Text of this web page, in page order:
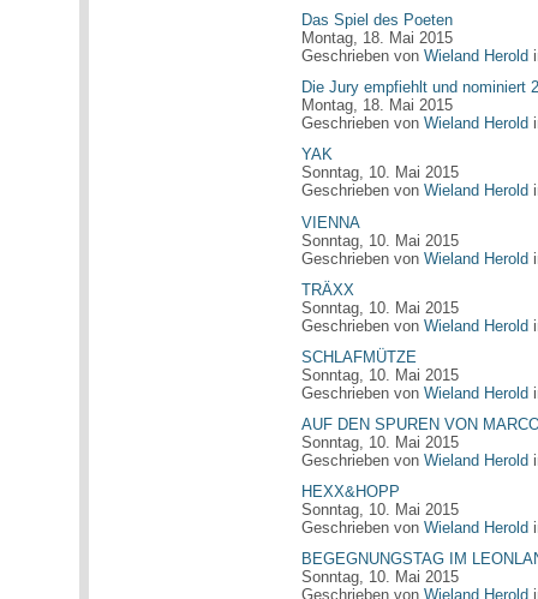
Das Spiel des Poeten
Montag, 18. Mai 2015
Geschrieben vonWieland Herold
Die Jury empfiehlt und nominiert
Montag, 18. Mai 2015
Geschrieben vonWieland Herold
YAK
Sonntag, 10. Mai 2015
Geschrieben vonWieland Herold
VIENNA
Sonntag, 10. Mai 2015
Geschrieben vonWieland Herold
TRÄXX
Sonntag, 10. Mai 2015
Geschrieben vonWieland Herold
SCHLAFMÜTZE
Sonntag, 10. Mai 2015
Geschrieben vonWieland Herold
AUF DEN SPUREN VON
Sonntag, 10. Mai 2015
Geschrieben vonWieland Herold
HEXX&HOPP
Sonntag, 10. Mai 2015
Geschrieben vonWieland Herold
BEGEGNUNGSTAG IM
Sonntag, 10. Mai 2015
Geschrieben vonWieland Herold